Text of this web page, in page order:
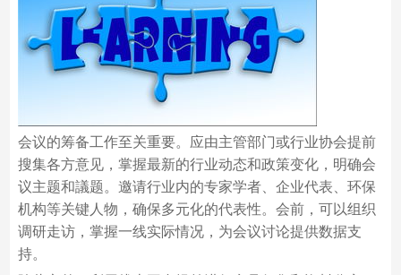
会议的筹备工作至关重要。应由主管部门或行业协会提前
搜集各方意见，掌握最新的行业动态和政策变化，明确会
议主题和議题。邀请行业内的专家学者、企业代表、环保
机构等关键人物，确保多元化的代表性。会前，可以组织
调研走访，掌握一线实际情况，为会议讨论提供数据支
持。